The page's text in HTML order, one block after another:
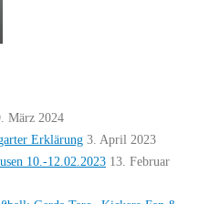
März 2024
Erklärung 3. April 2023
10.-12.02.2023 13. Februar